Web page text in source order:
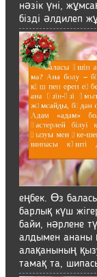
нәзік үні,
бізді әлдилеп
еңбек. Өз
барлық күш
байи, нәрлене
алдымен ананы
алақанының
тамақ та,